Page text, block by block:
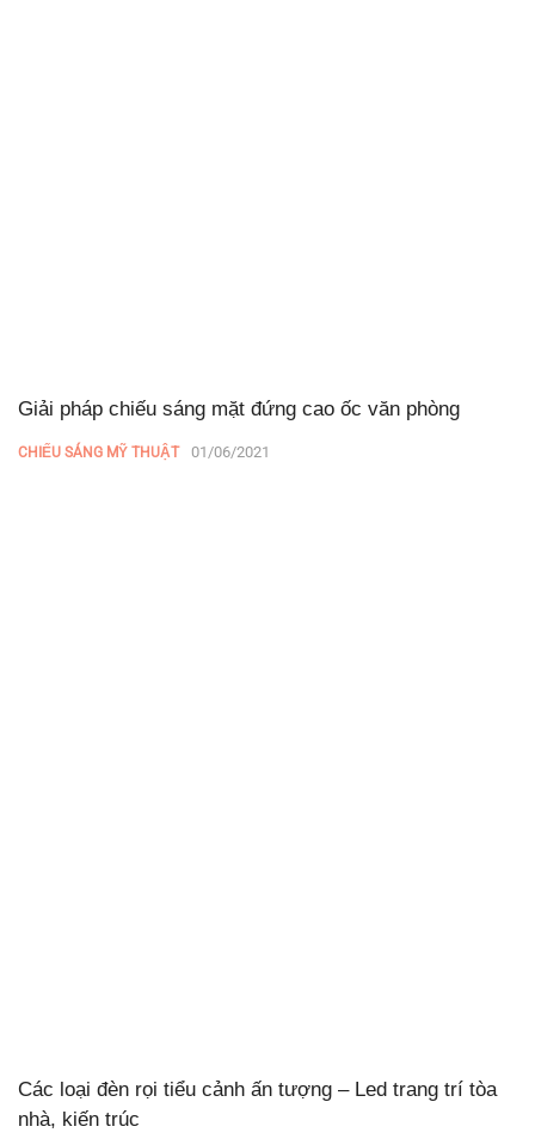
Giải pháp chiếu sáng mặt đứng cao ốc văn phòng
CHIẾU SÁNG MỸ THUẬT 01/06/2021
Các loại đèn rọi tiểu cảnh ấn tượng – Led trang trí tòa
nhà, kiến trúc